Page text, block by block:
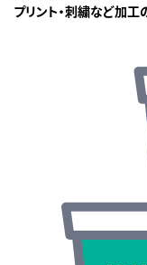
プリント・刺繍など加